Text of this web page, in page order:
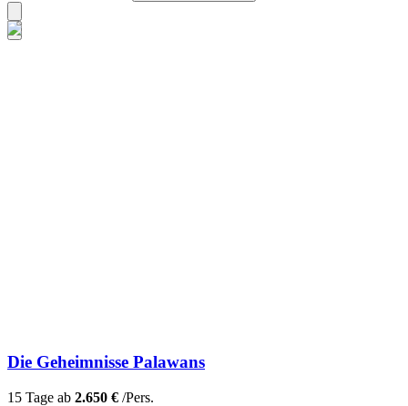
Die Geheimnisse Palawans
15 Tage ab 2.650 € /Pers.